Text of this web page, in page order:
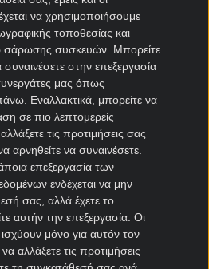
να χρησιμοποιήσουμε
τοποθεσίας και
σάρωσης συσκευών. Μπορείτε
συναινέσετε στην επεξεργασία
μας όπως
Εναλλακτικά, μπορείτε να
σε πιο λεπτομερείς
τις προτιμήσεις σας
αρνηθείτε να συναινέσετε.
επεξεργασία των
ενδέχεται να μην
σας, αλλά έχετε το
αυτήν την επεξεργασία. Οι
μόνο για αυτόν τον
αλλάξετε τις προτιμήσεις
ΠΡΙ ΟΥΓΓΑΡΙΑΣ -
έως 5 δευτερόλεπτα
10 +/-: - 10 ΑΠΟΤ.
ΠΡΙ ΟΥΓΓΑΡΙΑΣ -
αγώνα: Leclerc
10 +/-: - 10 ΑΠΟΤ.